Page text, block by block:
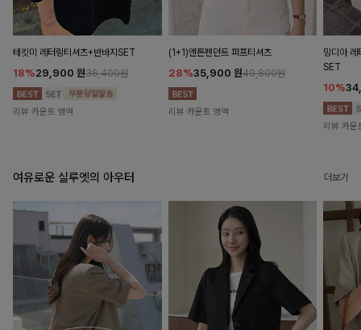
테킷미 레터링티셔츠+반바지SET
18%29,900 원36,400원
리뷰 카운트 영역
(1+1)앤튼펜던트 퍼프티셔츠
28%35,900 원49,800원
리뷰 카운트 영역
밍디아 레
SET
10%
리뷰 카운
여유로운 실루엣의 아우터 더보기